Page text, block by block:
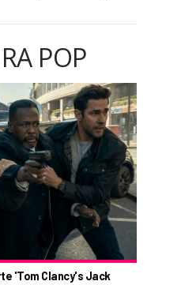
POP
'Tom Clancy's Jack